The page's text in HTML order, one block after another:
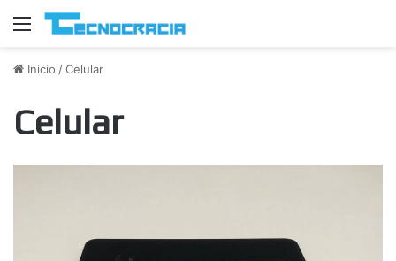
Menú
Inicio /Celular
Celular